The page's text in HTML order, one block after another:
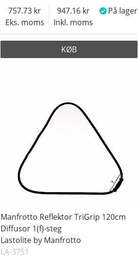
Eks. moms
757.73
Inkl. moms
947.16 På lager
KØB
Manfrotto Reflektor TriGrip 120cm
Diffusor 1(f)-steg
Lastolite by Manfrotto
LA-3751